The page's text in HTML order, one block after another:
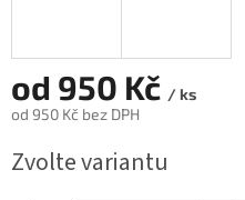
od 950 Kč / ks
od 950 Kč bez DPH
cena:
Zvolte variantu